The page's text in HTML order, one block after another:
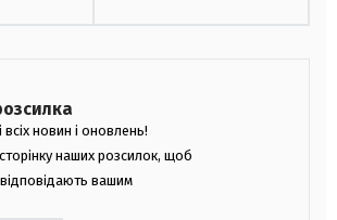
всіх новин і оновлень!
наших розсилок, щоб
вашим